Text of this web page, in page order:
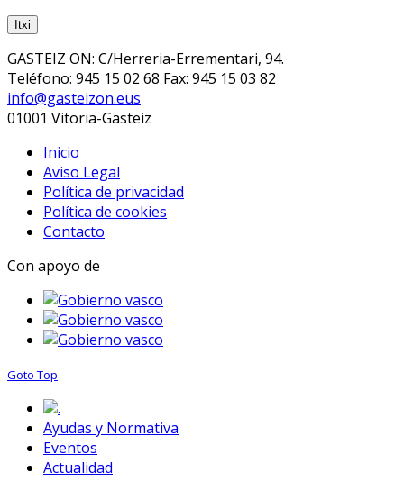
Itxi
GASTEIZ ON: C/Herreria-Errementari, 94.
Teléfono: 945 15 02 68 Fax: 945 15 03 82
info@gasteizon.eus
01001 Vitoria-Gasteiz
Inicio
Aviso Legal
Política de privacidad
Política de cookies
Contacto
Con apoyo de
Goto Top
.
Ayudas y Normativa
Eventos
Actualidad